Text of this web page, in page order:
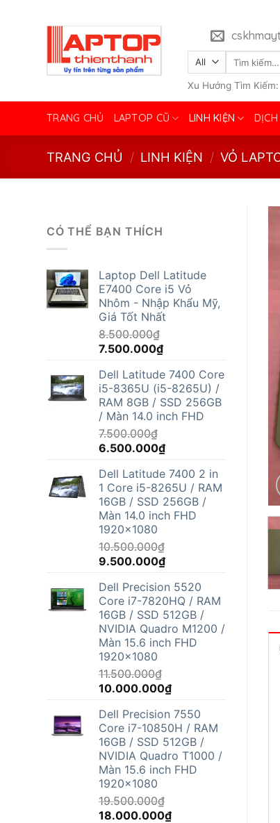
Tìm
Xu Hướng Tìm Kiếm:
TRANG CHỦ LAPTOP CŨ LINH KIỆN
TRANG CHỦ / LINH KIỆN / VỎ
CÓ THỂ BẠN THÍCH
Laptop Dell Latitude
E7400 Core i5 Vỏ
Nhôm - Nhập Khẩu Mỹ,
Giá Tốt Nhất
8.500.000₫
Giá
là:
8.500.000₫.
7.500.000₫Giá
tại
là:
7.500.000₫.
Dell Latitude 7400 Core
i5-8365U (i5-8265U) /
RAM 8GB / SSD 256GB
/ Màn 14.0 inch FHD
7.500.000₫
Giá
là:
7.500.000₫.
6.500.000₫Giá
tại
là:
6.500.000₫.
Dell Latitude 7400 2 in
1 Core i5-8265U / RAM
16GB / SSD 256GB /
Màn 14.0 inch FHD
1920x1080
10.500.000₫
Giá
là:
10.500.000₫.
9.500.000₫Giá
tại
là:
9.500.000₫.
Dell Precision 5520
Core i7-7820HQ / RAM
16GB / SSD 512GB /
NVIDIA Quadro M1200 /
Màn 15.6 inch FHD
1920x1080
11.500.000₫
Giá
là:
11.500.000₫.
10.000.000₫Giá
tại
là:
10.000.000₫.
Dell Precision 7550
Core i7-10850H / RAM
16GB / SSD 512GB /
NVIDIA Quadro T1000 /
Màn 15.6 inch FHD
1920x1080
19.500.000₫
Giá
18.000.000₫Giá